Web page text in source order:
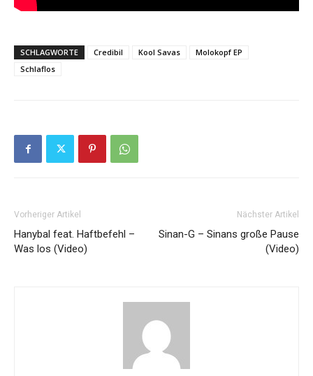
SCHLAGWORTE Credibil Kool Savas
Molokopf EP
Schlaflos
Vorheriger Artikel
Hanybal feat. Haftbefehl –
Was los (Video)
Nächster Artikel
Sinan-G – Sinans große Pause
(Video)